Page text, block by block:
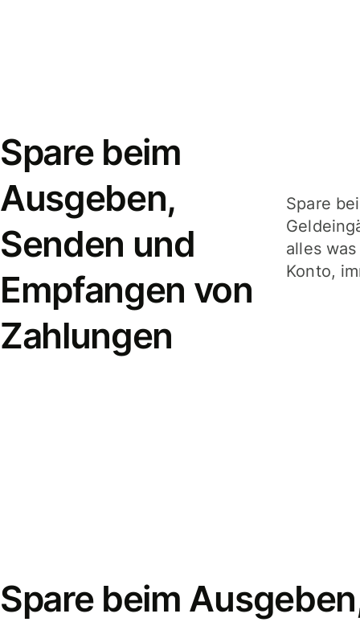
Spare beim
Ausgeben,
Senden und
Empfangen von
Zahlungen
Spare
alles
Konto,
Spare beim